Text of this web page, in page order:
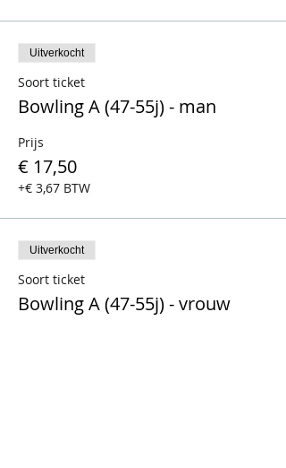
Uitverkocht
Soort ticket
Bowling A (47-55j) - man
Prijs
€ 17,50
+€ 3,67 BTW
Uitverkocht
Soort ticket
Bowling A (47-55j) - vrouw